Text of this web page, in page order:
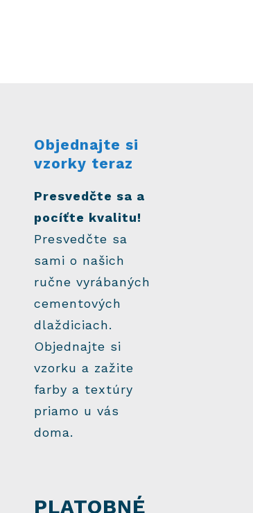
Objednajte si
vzorky teraz
Presvedčte sa a
pocíťte kvalitu!
Presvedčte sa
sami o našich
ručne vyrábaných
cementových
dlaždiciach.
Objednajte si
vzorku a zažite
farby a textúry
priamo u vás
doma.
PLATOBNÉ